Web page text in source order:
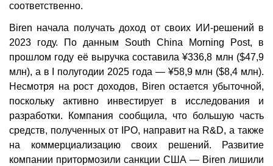
соответственно.
Biren начала получать доход от своих ИИ-решений в
2023 году. По данным South China Morning Post, в
прошлом году её выручка составила ¥336,8 млн ($47,9
млн), а в I полугодии 2025 года — ¥58,9 млн ($8,4 млн).
Несмотря на рост доходов, Biren остается убыточной,
поскольку активно инвестирует в исследования и
разработки. Компания сообщила, что большую часть
средств, полученных от IPO, направит на R&D, а также
на коммерциализацию своих решений. Развитие
компании притормозили санкции США — Biren лишили